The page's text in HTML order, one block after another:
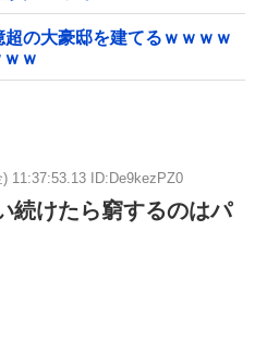
の大豪邸を建てるｗｗｗｗ
ｗ
11:37:53.13 ID:De9kezPZ0
続けたら窮するのはパ